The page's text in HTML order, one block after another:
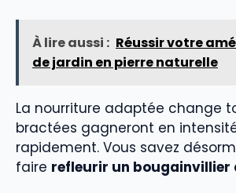
À lire aussi : Réussir votre
de jardin en pierre naturelle
La nourriture adaptée change
bractées gagneront en
rapidement. Vous savez
faire refleurir un bougainvillier